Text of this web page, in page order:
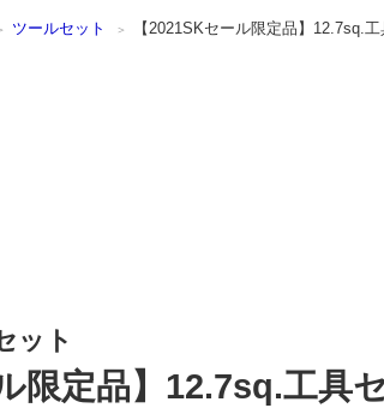
ツールセット
【2021SKセール限定品】12.7sq.
ット
限定品】12.7sq.工具